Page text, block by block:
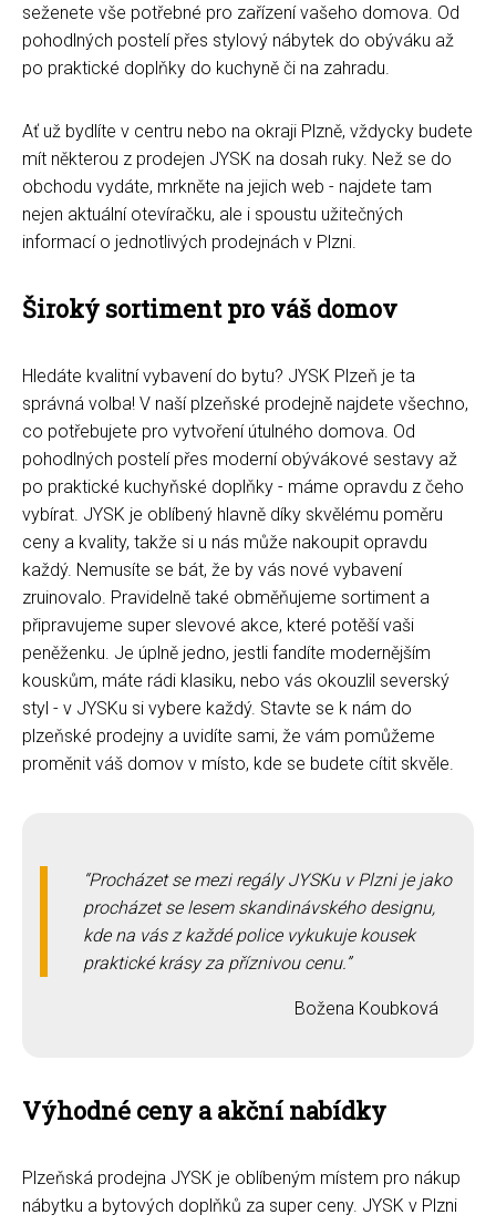
seženete vše potřebné pro zařízení vašeho domova. Od
pohodlných postelí přes stylový nábytek do obýváku až
po praktické doplňky do kuchyně či na zahradu.
Ať už bydlíte v centru nebo na okraji Plzně, vždycky budete
mít některou z prodejen JYSK na dosah ruky. Než se do
obchodu vydáte, mrkněte na jejich web - najdete tam
nejen aktuální otevíračku, ale i spoustu užitečných
informací o jednotlivých prodejnách v Plzni.
Široký sortiment pro váš domov
Hledáte kvalitní vybavení do bytu? JYSK Plzeň je ta
správná volba! V naší plzeňské prodejně najdete všechno,
co potřebujete pro vytvoření útulného domova. Od
pohodlných postelí přes moderní obývákové sestavy až
po praktické kuchyňské doplňky - máme opravdu z čeho
vybírat. JYSK je oblíbený hlavně díky skvělému poměru
ceny a kvality, takže si u nás může nakoupit opravdu
každý. Nemusíte se bát, že by vás nové vybavení
zruinovalo. Pravidelně také obměňujeme sortiment a
připravujeme super slevové akce, které potěší vaši
peněženku. Je úplně jedno, jestli fandíte modernějším
kouskům, máte rádi klasiku, nebo vás okouzlil severský
styl - v JYSKu si vybere každý. Stavte se k nám do
plzeňské prodejny a uvidíte sami, že vám pomůžeme
proměnit váš domov v místo, kde se budete cítit skvěle.
Procházet se mezi regály JYSKu v Plzni je jako
procházet se lesem skandinávského designu,
kde na vás z každé police vykukuje kousek
praktické krásy za příznivou cenu.
Božena Koubková
Výhodné ceny a akční nabídky
Plzeňská prodejna JYSK je oblíbeným místem pro nákup
nábytku a bytových doplňků za super ceny. JYSK v Plzni